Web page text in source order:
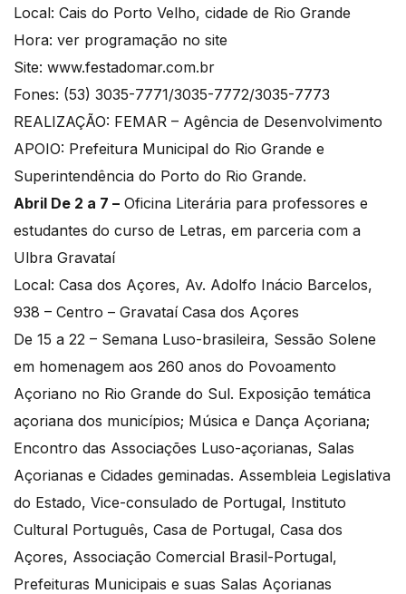
Local: Cais do Porto Velho, cidade de Rio Grande
Hora: ver programação no site
Site: www.festadomar.com.br
Fones: (53) 3035-7771/3035-7772/3035-7773
REALIZAÇÃO: FEMAR – Agência de Desenvolvimento
APOIO: Prefeitura Municipal do Rio Grande e
Superintendência do Porto do Rio Grande.
Abril De 2 a 7 – Oficina Literária para professores e
estudantes do curso de Letras, em parceria com a
Ulbra Gravataí
Local: Casa dos Açores, Av. Adolfo Inácio Barcelos,
938 – Centro – Gravataí Casa dos Açores
De 15 a 22 – Semana Luso-brasileira, Sessão Solene
em homenagem aos 260 anos do Povoamento
Açoriano no Rio Grande do Sul. Exposição temática
açoriana dos municípios; Música e Dança Açoriana;
Encontro das Associações Luso-açorianas, Salas
Açorianas e Cidades geminadas. Assembleia Legislativa
do Estado, Vice-consulado de Portugal, Instituto
Cultural Português, Casa de Portugal, Casa dos
Açores, Associação Comercial Brasil-Portugal,
Prefeituras Municipais e suas Salas Açorianas